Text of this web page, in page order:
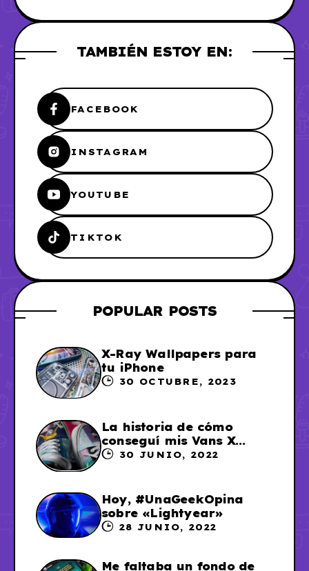
TAMBIÉN ESTOY EN:
FACEBOOK
INSTAGRAM
YOUTUBE
TIKTOK
POPULAR POSTS
X-Ray Wallpapers para
tu iPhone
30 OCTUBRE, 2023
La historia de cómo
conseguí mis Vans X
Sailor Moon
30 JUNIO, 2022
Hoy, #UnaGeekOpina
sobre «Lightyear»
28 JUNIO, 2022
Me faltaba un fondo de